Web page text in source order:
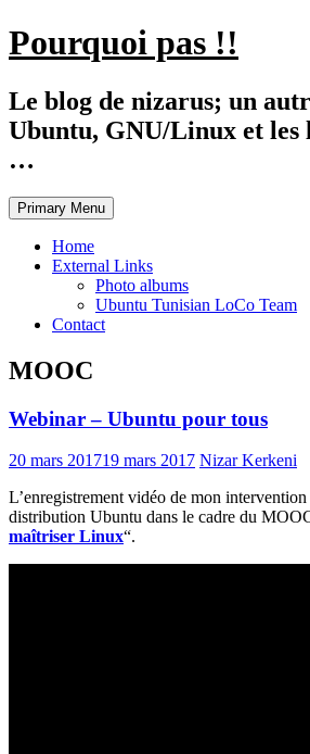
Skip
to
Pourquoi pas !!
Le blog de nizarus; un
Ubuntu, GNU/Linux et les
…
Primary Menu
Home
External Links
Photo albums
Ubuntu Tunisian LoCo Team
Contact
MOOC
Webinar – Ubuntu pour tous
20 mars 201719 mars 2017 Nizar Kerkeni
L’enregistrement vidéo de mon
distribution Ubuntu dans le cadre du
maîtriser Linux“.